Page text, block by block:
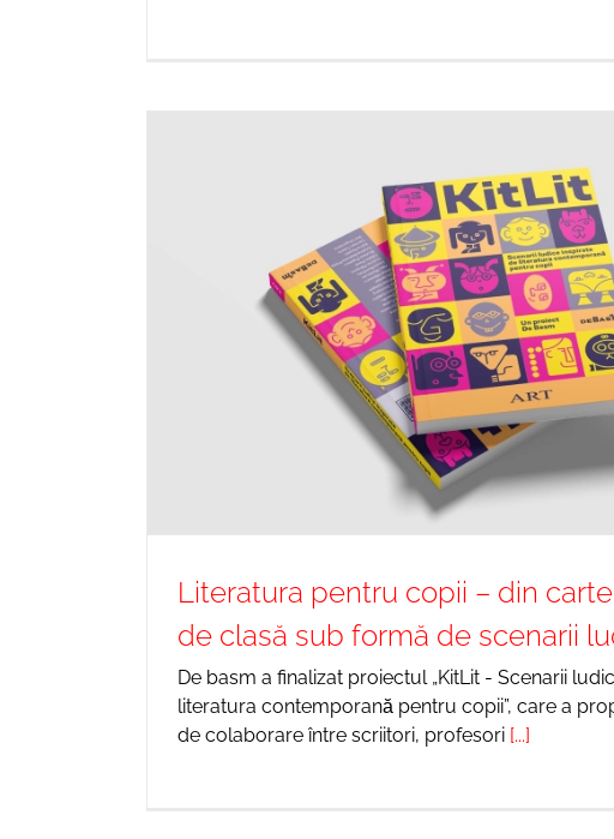
Literatura pentru copii – din
de clasă sub formă de scenarii
De basm a finalizat proiectul „KitLit - Scenarii
literatura contemporană pentru copii”, care a
de colaborare între scriitori, profesori[...]